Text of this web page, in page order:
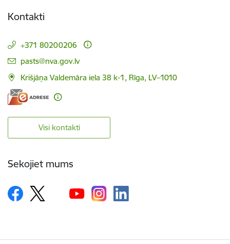
Kontakti
+371 80200206
E-pasts:
pasts@nva.gov.lv
Krišjāņa Valdemāra iela 38 k-1, Rīga, LV–1010
Visi kontakti
Sekojiet mums